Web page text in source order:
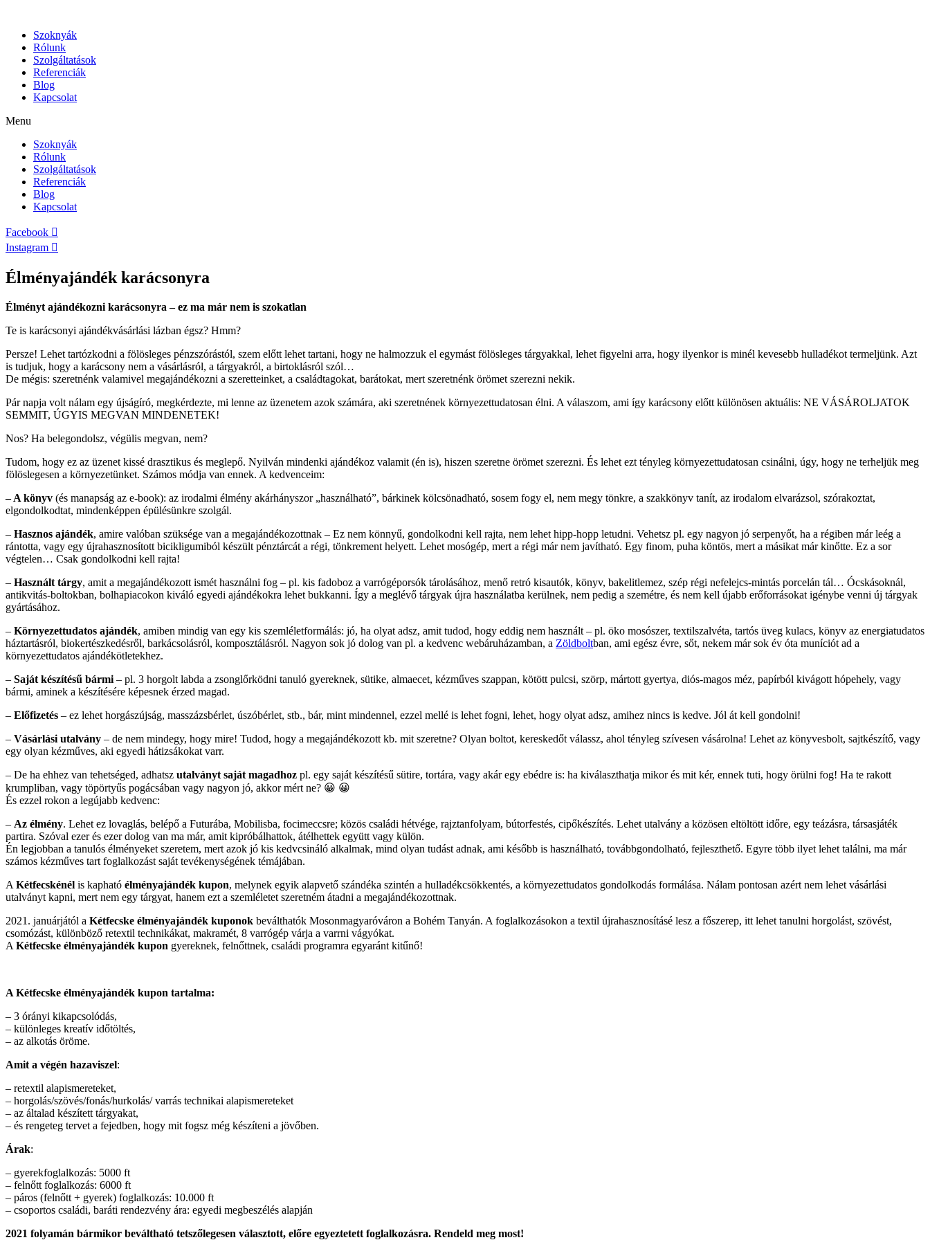
Szoknyák
Rólunk
Szolgáltatások
Referenciák
Blog
Kapcsolat
Menu
Szoknyák
Rólunk
Szolgáltatások
Referenciák
Blog
Kapcsolat
Facebook
Instagram
Élményajándék karácsonyra
Élményt ajándékozni karácsonyra – ez ma már nem is szokatlan
Te is karácsonyi ajándékvásárlási lázban égsz? Hmm?
Persze! Lehet tartózkodni a fölösleges pénzszórástól, szem előtt lehet tartani, hogy ne halmozzuk el egymást fölösleges tárgyakkal, lehet figyelni arra, hogy ilyenkor is minél kevesebb hulladékot termeljünk. Azt
is tudjuk, hogy a karácsony nem a vásárlásról, a tárgyakról, a birtoklásról szól…
De mégis: szeretnénk valamivel megajándékozni a szeretteinket, a családtagokat, barátokat, mert szeretnénk örömet szerezni nekik.
Pár napja volt nálam egy újságíró, megkérdezte, mi lenne az üzenetem azok számára, aki szeretnének környezettudatosan élni. A válaszom, ami így karácsony előtt különösen aktuális: NE VÁSÁROLJATOK
SEMMIT, ÚGYIS MEGVAN MINDENETEK!
Nos? Ha belegondolsz, végülis megvan, nem?
Tudom, hogy ez az üzenet kissé drasztikus és meglepő. Nyilván mindenki ajándékoz valamit (én is), hiszen szeretne örömet szerezni. És lehet ezt tényleg környezettudatosan csinálni, úgy, hogy ne terheljük meg
fölöslegesen a környezetünket. Számos módja van ennek. A kedvenceim:
– A könyv (és manapság az e-book): az irodalmi élmény akárhányszor „használható”, bárkinek kölcsönadható, sosem fogy el, nem megy tönkre, a szakkönyv tanít, az irodalom elvarázsol, szórakoztat,
elgondolkodtat, mindenképpen épülésünkre szolgál.
– Hasznos ajándék, amire valóban szüksége van a megajándékozottnak – Ez nem könnyű, gondolkodni kell rajta, nem lehet hipp-hopp letudni. Vehetsz pl. egy nagyon jó serpenyőt, ha a régiben már leég a
rántotta, vagy egy újrahasznosított bicikligumiból készült pénztárcát a régi, tönkrement helyett. Lehet mosógép, mert a régi már nem javítható. Egy finom, puha köntös, mert a másikat már kinőtte. Ez a sor
végtelen… Csak gondolkodni kell rajta!
– Használt tárgy, amit a megajándékozott ismét használni fog – pl. kis fadoboz a varrógéporsók tárolásához, menő retró kisautók, könyv, bakelitlemez, szép régi nefelejcs-mintás porcelán tál… Ócskásoknál,
antikvitás-boltokban, bolhapiacokon kiváló egyedi ajándékokra lehet bukkanni. Így a meglévő tárgyak újra használatba kerülnek, nem pedig a szemétre, és nem kell újabb erőforrásokat igénybe venni új tárgyak
gyártásához.
– Környezettudatos ajándék, amiben mindig van egy kis szemléletformálás: jó, ha olyat adsz, amit tudod, hogy eddig nem használt – pl. öko mosószer, textilszalvéta, tartós üveg kulacs, könyv az energiatudatos
háztartásról, biokertészkedésről, barkácsolásról, komposztálásról. Nagyon sok jó dolog van pl. a kedvenc webáruházamban, a Zöldboltban, ami egész évre, sőt, nekem már sok év óta muníciót ad a
környezettudatos ajándékötletekhez.
– Saját készítésű bármi – pl. 3 horgolt labda a zsonglőrködni tanuló gyereknek, sütike, almaecet, kézműves szappan, kötött pulcsi, szörp, mártott gyertya, diós-magos méz, papírból kivágott hópehely, vagy
bármi, aminek a készítésére képesnek érzed magad.
– Előfizetés – ez lehet horgászújság, masszázsbérlet, úszóbérlet, stb., bár, mint mindennel, ezzel mellé is lehet fogni, lehet, hogy olyat adsz, amihez nincs is kedve. Jól át kell gondolni!
– Vásárlási utalvány – de nem mindegy, hogy mire! Tudod, hogy a megajándékozott kb. mit szeretne? Olyan boltot, kereskedőt válassz, ahol tényleg szívesen vásárolna! Lehet az könyvesbolt, sajtkészítő, vagy
egy olyan kézműves, aki egyedi hátizsákokat varr.
– De ha ehhez van tehetséged, adhatsz utalványt saját magadhoz pl. egy saját készítésű sütire, tortára, vagy akár egy ebédre is: ha kiválaszthatja mikor és mit kér, ennek tuti, hogy örülni fog! Ha te rakott
krumpliban, vagy töpörtyűs pogácsában vagy nagyon jó, akkor mért ne? 😀 😀
És ezzel rokon a legújabb kedvenc:
– Az élmény. Lehet ez lovaglás, belépő a Futurába, Mobilisba, focimeccsre; közös családi hétvége, rajztanfolyam, bútorfestés, cipőkészítés. Lehet utalvány a közösen eltöltött időre, egy teázásra, társasjáték
partira. Szóval ezer és ezer dolog van ma már, amit kipróbálhattok, átélhettek együtt vagy külön.
Én legjobban a tanulós élményeket szeretem, mert azok jó kis kedvcsináló alkalmak, mind olyan tudást adnak, ami később is használható, továbbgondolható, fejleszthető. Egyre több ilyet lehet találni, ma már
számos kézműves tart foglalkozást saját tevékenységének témájában.
A Kétfecskénél is kapható élményajándék kupon, melynek egyik alapvető szándéka szintén a hulladékcsökkentés, a környezettudatos gondolkodás formálása. Nálam pontosan azért nem lehet vásárlási
utalványt kapni, mert nem egy tárgyat, hanem ezt a szemléletet szeretném átadni a megajándékozottnak.
2021. januárjától a Kétfecske élményajándék kuponok beválthatók Mosonmagyaróváron a Bohém Tanyán. A foglalkozásokon a textil újrahasznosításé lesz a főszerep, itt lehet tanulni horgolást, szövést,
csomózást, különböző retextil technikákat, makramét, 8 varrógép várja a varrni vágyókat.
A Kétfecske élményajándék kupon gyereknek, felnőttnek, családi programra egyaránt kitűnő!
A Kétfecske élményajándék kupon tartalma:
– 3 órányi kikapcsolódás,
– különleges kreatív időtöltés,
– az alkotás öröme.
Amit a végén hazaviszel:
– retextil alapismereteket,
– horgolás/szövés/fonás/hurkolás/ varrás technikai alapismereteket
– az általad készített tárgyakat,
– és rengeteg tervet a fejedben, hogy mit fogsz még készíteni a jövőben.
Árak:
– gyerekfoglalkozás: 5000 ft
– felnőtt foglalkozás: 6000 ft
– páros (felnőtt + gyerek) foglalkozás: 10.000 ft
– csoportos családi, baráti rendezvény ára: egyedi megbeszélés alapján
2021 folyamán bármikor beváltható tetszőlegesen választott, előre egyeztetett foglalkozásra. Rendeld meg most!